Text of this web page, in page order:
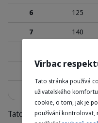
6 125
7 140
165
10 175
Tato množství jsou
Virbac
Tato stránka používá
uživatelského
cookie, o tom, jak je
používání kontrolovat,